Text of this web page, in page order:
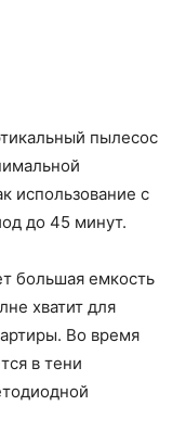
пылесос
использование с
до 45 минут.
большая емкость
хватит для
Во время
в тени